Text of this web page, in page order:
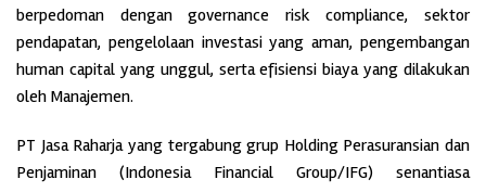
berpedoman dengan governance risk compliance, sektor
pendapatan, pengelolaan investasi yang aman, pengembangan
human capital yang unggul, serta efisiensi biaya yang dilakukan
oleh Manajemen.
PT Jasa Raharja yang tergabung grup Holding Perasuransian dan
Penjaminan (Indonesia Financial Group/IFG) senantiasa